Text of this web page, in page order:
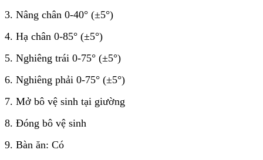
3. Nâng chân 0-40° (±5°)
4. Hạ chân 0-85° (±5°)
5. Nghiêng trái 0-75° (±5°)
6. Nghiêng phải 0-75° (±5°)
7. Mở bô vệ sinh tại giường
8. Đóng bô vệ sinh
9. Bàn ăn: Có